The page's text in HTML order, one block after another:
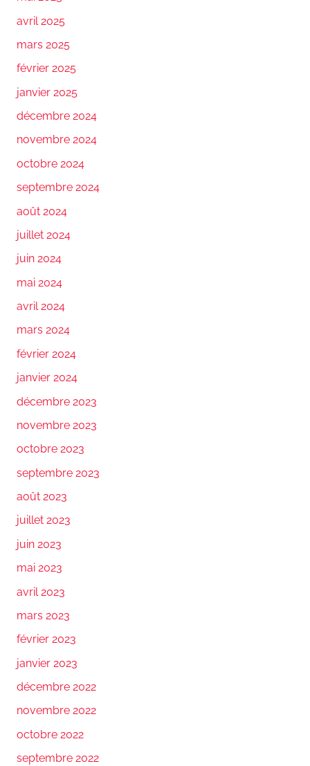
avril 2025
mars 2025
février 2025
janvier 2025
décembre 2024
novembre 2024
octobre 2024
septembre 2024
août 2024
juillet 2024
juin 2024
mai 2024
avril 2024
mars 2024
février 2024
janvier 2024
décembre 2023
novembre 2023
octobre 2023
septembre 2023
août 2023
juillet 2023
juin 2023
mai 2023
avril 2023
mars 2023
février 2023
janvier 2023
décembre 2022
novembre 2022
octobre 2022
septembre 2022